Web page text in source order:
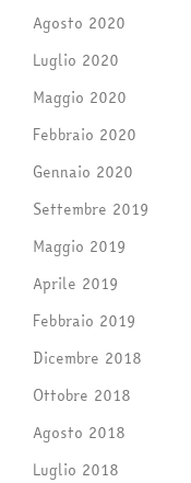
Agosto 2020
Luglio 2020
Maggio 2020
Febbraio 2020
Gennaio 2020
Settembre 2019
Maggio 2019
Aprile 2019
Febbraio 2019
Dicembre 2018
Ottobre 2018
Agosto 2018
Luglio 2018